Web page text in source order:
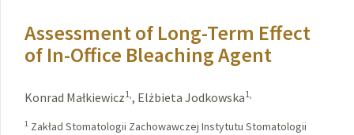
Assessment of Long-Term Effect
of In-Office Bleaching Agent
Konrad Małkiewicz1,, Elżbieta Jodkowska1,
1 Zakład Stomatologii Zachowawczej Instytutu Stomatologii